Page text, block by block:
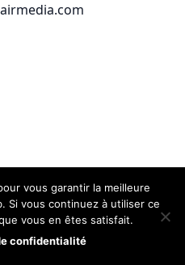
vous garantir la meilleure
Si vous continuez à utiliser ce
vous en êtes satisfait.
confidentialité